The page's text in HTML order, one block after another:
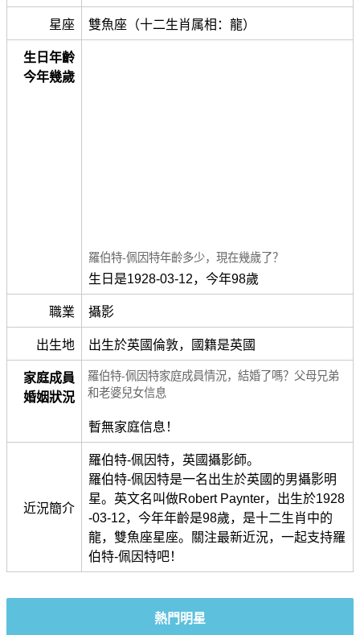
星座 雙魚座（十二生肖属相：龍）
生日年齡
今年幾歲
羅伯特-佩因特年齡多少，現在幾歲了？
生日是1928-03-12，今年98歲
職業 攝影
出生地 出生於英國倫敦，國籍是英國
家庭成員
婚姻狀況
羅伯特-佩因特家庭成員情況，結婚了嗎？父母兄弟
和老婆兒女信息
暫無家庭信息！
近況簡介
羅伯特-佩因特，英國攝影師。
羅伯特-佩因特是一名出生於英國的男攝影明
星。英文名叫做Robert Paynter，出生於1928
-03-12，今年年齡是98歲，是十二生肖中的
龍，雙魚座星座。關注最新近況，一起支持羅
伯特-佩因特吧！
熱門明星